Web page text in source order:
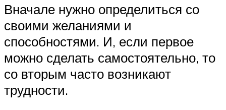
Вначале нужно определиться со
своими желаниями и
способностями. И, если первое
можно сделать самостоятельно, то
со вторым часто возникают
трудности.